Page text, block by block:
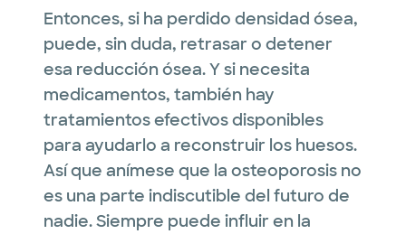
Entonces, si ha perdido densidad ósea,
puede, sin duda, retrasar o detener
esa reducción ósea. Y si necesita
medicamentos, también hay
tratamientos efectivos disponibles
para ayudarlo a reconstruir los huesos.
Así que anímese que la osteoporosis no
es una parte indiscutible del futuro de
nadie. Siempre puede influir en la